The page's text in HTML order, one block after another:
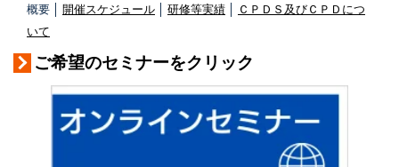
概要 │ 開催スケジュール 研修等実績
ＣＰＤＳ及びＣＰＤにつ
いて
ご希望のセミナーをクリック